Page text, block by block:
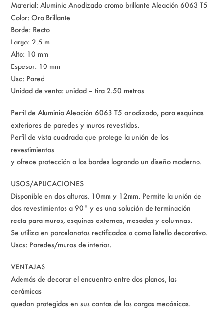
Material: Aluminio Anodizado cromo brillante Aleación 6063 T5
Color: Oro Brillante
Borde: Recto
Largo: 2.5 m
Alto: 10 mm
Espesor: 10 mm
Uso: Pared
Unidad de venta: unidad – tira 2.50 metros
Perfil de Aluminio Aleación 6063 T5 anodizado, para esquinas
exteriores de paredes y muros revestidos.
Perfil de vista cuadrada que protege la unión de los
revestimientos
y ofrece protección a los bordes logrando un diseño moderno.
USOS/APLICACIONES
Disponible en dos alturas, 10mm y 12mm. Permite la unión de
dos revestimientos a 90° y es una solución de terminación
recta para muros, esquinas externas, mesadas y columnas.
Se utiliza en porcelanatos rectificados o como listello decorativo.
Usos: Paredes/muros de interior.
VENTAJAS
Además de decorar el encuentro entre dos planos, las
cerámicas
quedan protegidas en sus cantos de las cargas mecánicas.